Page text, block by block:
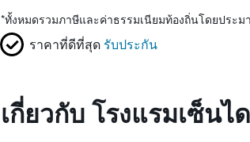
*ทั้งหมดรวมภาษีและค่าธรรมเนียมท้องถิ่นโดยประม
ราคาที่ดีที่สุด รับประกัน
เกี่ยวกับ โรงแรมเซ็น